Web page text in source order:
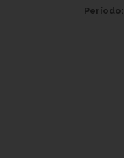
Período: